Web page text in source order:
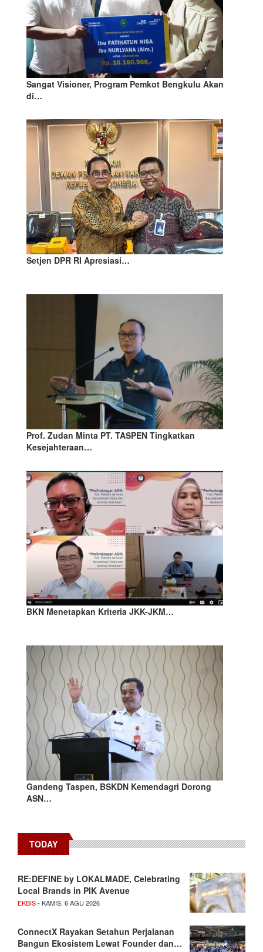
Sangat Visioner, Program Pemkot Bengkulu Akan
di…
Setjen DPR RI Apresiasi…
Prof. Zudan Minta PT. TASPEN Tingkatkan
Kesejahteraan…
BKN Menetapkan Kriteria JKK-JKM…
Gandeng Taspen, BSKDN Kemendagri Dorong
ASN…
TODAY
RE:DEFINE by LOKALMADE, Celebrating
Local Brands in PIK Avenue
EKBIS- KAMIS, 6 AGU 2026
ConnectX Rayakan Setahun Perjalanan
Bangun Ekosistem Lewat Founder dan…